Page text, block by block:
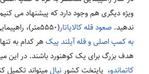
ویژه دیگری هم وجود دارد که پیشنهاد می
ندهید. صعود قله کالاپاتار(5550متر)، راهپیمایی تا چوکونگ،
به کمپ اصلی و قله آیلند پیکهر کدام به
هدف بزرگ برای یک کوهنورد باشند. در این
کاتماندو، پایتخت کشور نپالمی‏تواند تکمیل